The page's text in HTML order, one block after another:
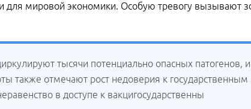
для мировой экономики. Особую тревогу вызывают
тысячи потенциально опасных патогенов,
также отмечают рост недоверия к государственным
в доступе к вакцигосударственны